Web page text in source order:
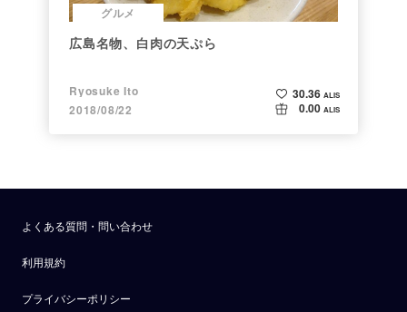
グルメ
広島名物、白肉の天ぷら
Ryosuke Ito
2018/08/22
30.36 ALIS
0.00 ALIS
よくある質問・問い合わせ
利用規約
プライバシーポリシー